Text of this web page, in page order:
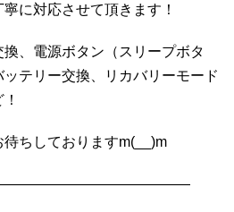
に対応させて頂きます！
、電源ボタン（スリープボタ
テリー交換、リカバリーモード
ちしておりますm(__)m